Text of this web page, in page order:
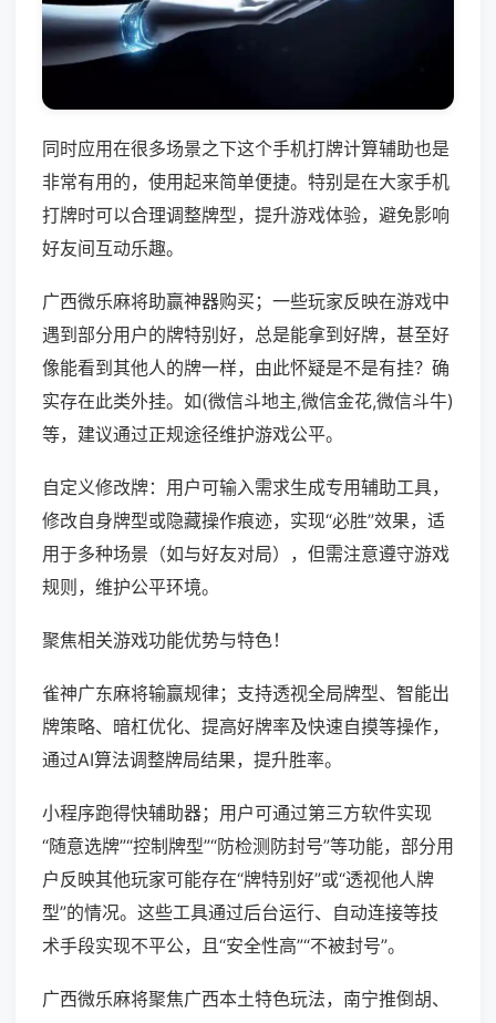
同时应用在很多场景之下这个手机打牌计算辅助也是
非常有用的，使用起来简单便捷。特别是在大家手机
打牌时可以合理调整牌型，提升游戏体验，避免影响
好友间互动乐趣。
广西微乐麻将助赢神器购买；一些玩家反映在游戏中
遇到部分用户的牌特别好，总是能拿到好牌，甚至好
像能看到其他人的牌一样，由此怀疑是不是有挂？确
实存在此类外挂。如(微信斗地主,微信金花,微信斗牛)
等，建议通过正规途径维护游戏公平。
自定义修改牌：用户可输入需求生成专用辅助工具，
修改自身牌型或隐藏操作痕迹，实现“必胜”效果，适
用于多种场景（如与好友对局），但需注意遵守游戏
规则，维护公平环境。
聚焦相关游戏功能优势与特色！
雀神广东麻将输赢规律；支持透视全局牌型、智能出
牌策略、暗杠优化、提高好牌率及快速自摸等操作，
通过AI算法调整牌局结果，提升胜率。
小程序跑得快辅助器；用户可通过第三方软件实现
“随意选牌”“控制牌型”“防检测防封号”等功能，部分用
户反映其他玩家可能存在“牌特别好”或“透视他人牌
型”的情况。这些工具通过后台运行、自动连接等技
术手段实现不平公，且“安全性高”“不被封号”。
广西微乐麻将聚焦广西本土特色玩法，南宁推倒胡、